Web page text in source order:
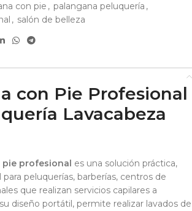
con pie , palangana peluquería ,
, salón de belleza
con Pie Profesional
Lavacabeza
pie profesional es una solución práctica,
peluquerías, barberías, centros de
que realizan servicios capilares a
diseño portátil, permite realizar lavados de